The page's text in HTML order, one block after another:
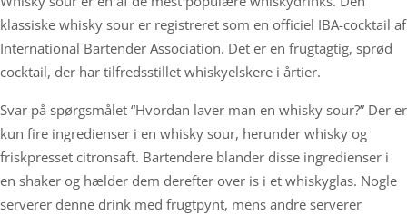
klassiske whisky sour er registreret som en officiel IBA-cocktail af
International Bartender Association. Det er en frugtagtig, sprød
cocktail, der har tilfredsstillet whiskyelskere i årtier.
Svar på spørgsmålet “Hvordan laver man en whisky sour?” Der er
kun fire ingredienser i en whisky sour, herunder whisky og
friskpresset citronsaft. Bartendere blander disse ingredienser i
en shaker og hælder dem derefter over is i et whiskyglas. Nogle
serverer denne drink med frugtpynt, mens andre serverer